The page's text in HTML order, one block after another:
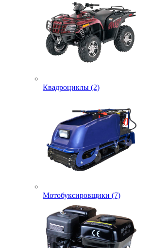
Квадроциклы (2)
Мотобуксировщики (7)